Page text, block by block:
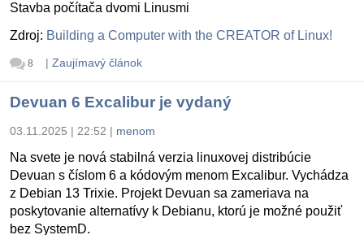
Stavba počítača dvomi Linusmi
Zdroj: Building a Computer with the CREATOR of Linux!
8 | Zaujímavý článok
Devuan 6 Excalibur je vydaný
03.11.2025 | 22:52 | menom
Na svete je nová stabilná verzia linuxovej distribúcie
Devuan s číslom 6 a kódovým menom Excalibur. Vychádza
z Debian 13 Trixie. Projekt Devuan sa zameriava na
poskytovanie alternatívy k Debianu, ktorú je možné použiť
bez SystemD.